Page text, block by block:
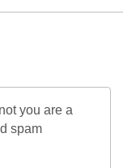
you are a
spam